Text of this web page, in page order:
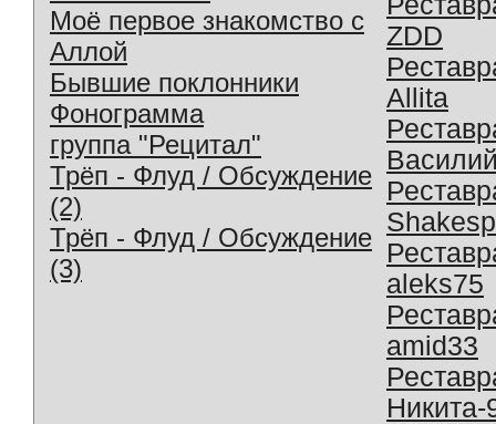
Моё первое знакомство с
Аллой
Бывшие поклонники
Фонограмма
группа "Рецитал"
Трёп - Флуд / Обсуждение
(2)
Трёп - Флуд / Обсуждение
(3)
ZDD
Allita
aleks75
amid33
Никита-